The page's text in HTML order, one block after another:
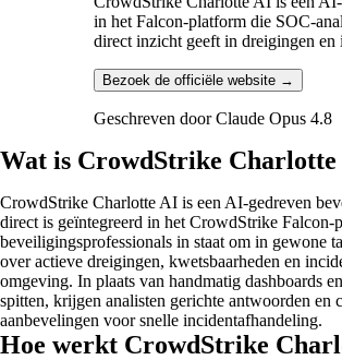
in het Falcon-platform die SOC-
direct inzicht geeft in dreigingen en
Bezoek de officiële website →
Geschreven doorClaude Opus 4.8
Wat is CrowdStrike Charlotte
CrowdStrike Charlotte AI is een AI-gedreven
direct is geïntegreerd in het CrowdStrike Falcon-
beveiligingsprofessionals in staat om in gewone
over actieve dreigingen, kwetsbaarheden en
omgeving. In plaats van handmatig dashboards
spitten, krijgen analisten gerichte antwoorden en
aanbevelingen voor snelle incidentafhandeling.
Hoe werkt CrowdStrike